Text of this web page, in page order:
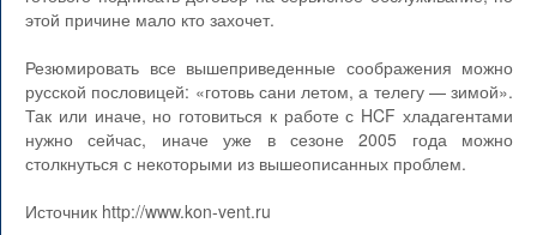
этой причине мало кто захочет.
Резюмировать все вышеприведенные соображения можно
русской пословицей: «готовь сани летом, а телегу — зимой».
Так или иначе, но готовиться к работе с HCF хладагентами
нужно сейчас, иначе уже в сезоне 2005 года можно
столкнуться с некоторыми из вышеописанных проблем.
Источник http://www.kon-vent.ru